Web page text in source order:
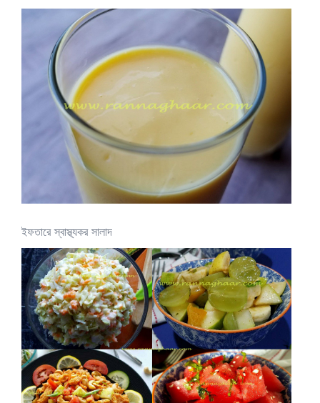
ইফতারে স্বাস্থ্যকর সালাদ